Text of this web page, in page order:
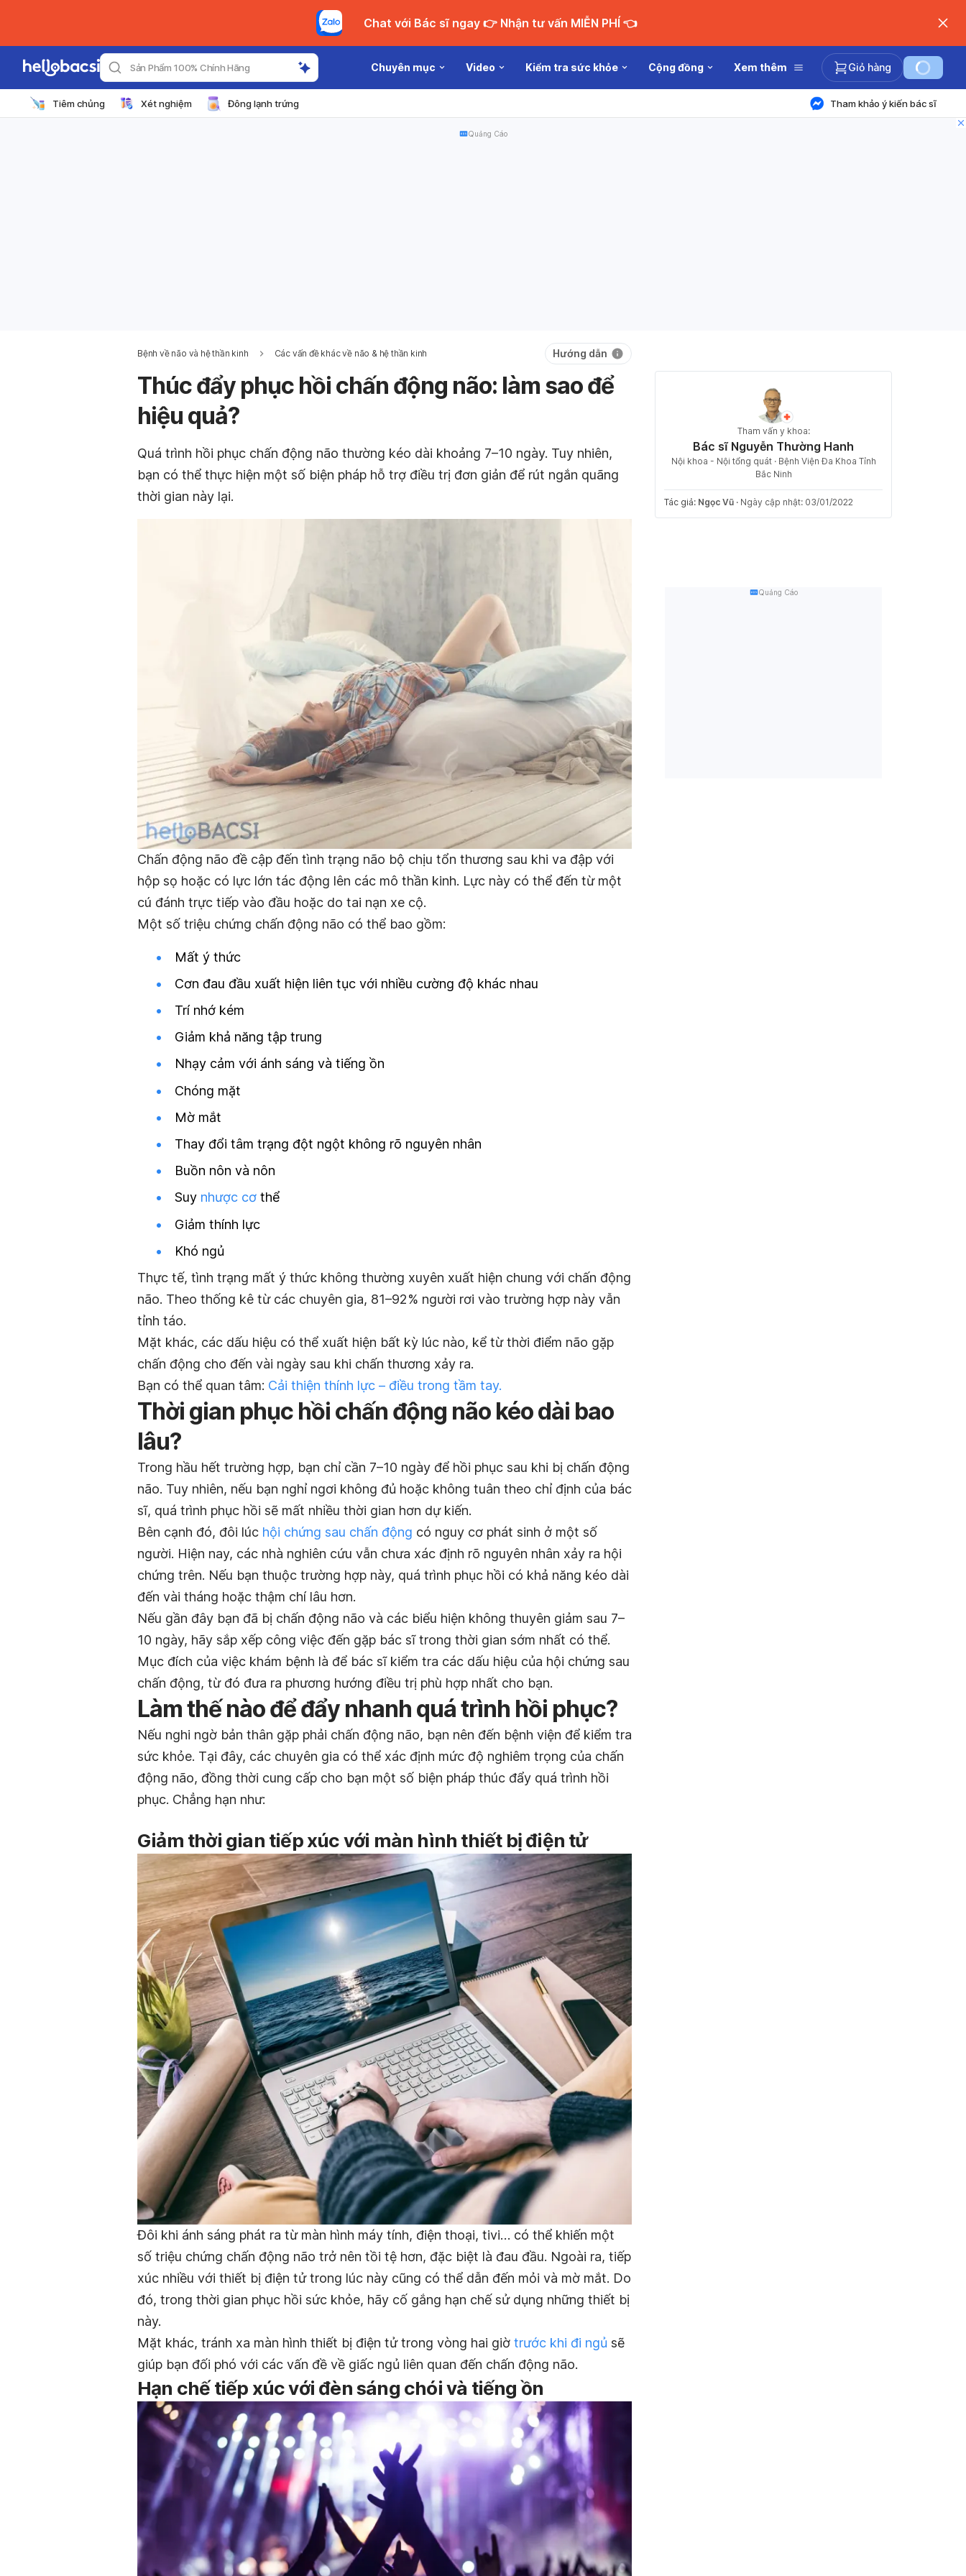
Chat với Bác sĩ ngay 👉 Nhận tư vấn MIỄN PHÍ 👈
Sản Phẩm 100% Chính Hãng Chuyên mục Video Kiểm tra sức khỏe Cộng đồng Xem thêm Giỏ hàng
Tiêm chủng Xét nghiệm Đông lạnh trứng Tham khảo ý kiến bác sĩ
Quảng Cáo
Bệnh về não và hệ thần kinh Các vấn đề khác về não & hệ thần kinh Hướng dẫn
Thúc đẩy phục hồi chấn động não: làm sao để
hiệu quả?
Quá trình hồi phục chấn động não thường kéo dài khoảng 7–10 ngày. Tuy nhiên,
bạn có thể thực hiện một số biện pháp hỗ trợ điều trị đơn giản để rút ngắn quãng
thời gian này lại.
Chấn động não đề cập đến tình trạng não bộ chịu tổn thương sau khi va đập với
hộp sọ hoặc có lực lớn tác động lên các mô thần kinh. Lực này có thể đến từ một
cú đánh trực tiếp vào đầu hoặc do tai nạn xe cộ.
Một số triệu chứng chấn động não có thể bao gồm:
Mất ý thức
Cơn đau đầu xuất hiện liên tục với nhiều cường độ khác nhau
Trí nhớ kém
Giảm khả năng tập trung
Nhạy cảm với ánh sáng và tiếng ồn
Chóng mặt
Mờ mắt
Thay đổi tâm trạng đột ngột không rõ nguyên nhân
Buồn nôn và nôn
Suy nhược cơ thể
Giảm thính lực
Khó ngủ
Thực tế, tình trạng mất ý thức không thường xuyên xuất hiện chung với chấn động
não. Theo thống kê từ các chuyên gia, 81–92% người rơi vào trường hợp này vẫn
tỉnh táo.
Mặt khác, các dấu hiệu có thể xuất hiện bất kỳ lúc nào, kể từ thời điểm não gặp
chấn động cho đến vài ngày sau khi chấn thương xảy ra.
Bạn có thể quan tâm: Cải thiện thính lực – điều trong tầm tay.
Thời gian phục hồi chấn động não kéo dài bao
lâu?
Trong hầu hết trường hợp, bạn chỉ cần 7–10 ngày để hồi phục sau khi bị chấn động
não. Tuy nhiên, nếu bạn nghỉ ngơi không đủ hoặc không tuân theo chỉ định của bác
sĩ, quá trình phục hồi sẽ mất nhiều thời gian hơn dự kiến.
Bên cạnh đó, đôi lúc hội chứng sau chấn động có nguy cơ phát sinh ở một số
người. Hiện nay, các nhà nghiên cứu vẫn chưa xác định rõ nguyên nhân xảy ra hội
chứng trên. Nếu bạn thuộc trường hợp này, quá trình phục hồi có khả năng kéo dài
đến vài tháng hoặc thậm chí lâu hơn.
Nếu gần đây bạn đã bị chấn động não và các biểu hiện không thuyên giảm sau 7–
10 ngày, hãy sắp xếp công việc đến gặp bác sĩ trong thời gian sớm nhất có thể.
Mục đích của việc khám bệnh là để bác sĩ kiểm tra các dấu hiệu của hội chứng sau
chấn động, từ đó đưa ra phương hướng điều trị phù hợp nhất cho bạn.
Làm thế nào để đẩy nhanh quá trình hồi phục?
Nếu nghi ngờ bản thân gặp phải chấn động não, bạn nên đến bệnh viện để kiểm tra
sức khỏe. Tại đây, các chuyên gia có thể xác định mức độ nghiêm trọng của chấn
động não, đồng thời cung cấp cho bạn một số biện pháp thúc đẩy quá trình hồi
phục. Chẳng hạn như:
Giảm thời gian tiếp xúc với màn hình thiết bị điện tử
Đôi khi ánh sáng phát ra từ màn hình máy tính, điện thoại, tivi… có thể khiến một
số triệu chứng chấn động não trở nên tồi tệ hơn, đặc biệt là đau đầu. Ngoài ra, tiếp
xúc nhiều với thiết bị điện tử trong lúc này cũng có thể dẫn đến mỏi và mờ mắt. Do
đó, trong thời gian phục hồi sức khỏe, hãy cố gắng hạn chế sử dụng những thiết bị
này.
Mặt khác, tránh xa màn hình thiết bị điện tử trong vòng hai giờ trước khi đi ngủ sẽ
giúp bạn đối phó với các vấn đề về giấc ngủ liên quan đến chấn động não.
Hạn chế tiếp xúc với đèn sáng chói và tiếng ồn
Tham vấn y khoa:
Bác sĩ Nguyễn Thường Hanh
Nội khoa - Nội tổng quát · Bệnh Viện Đa Khoa Tỉnh
Bắc Ninh
Tác giả: Ngọc Vũ · Ngày cập nhật: 03/01/2022
Quảng Cáo